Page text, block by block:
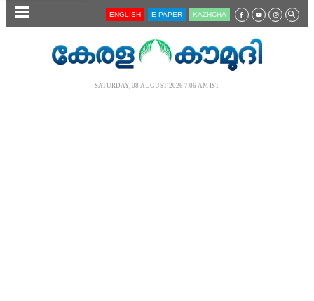
SECTIONS ENGLISH E-PAPER KĀZHCHA
SATURDAY, 08 AUGUST 2026 7.06 AM IST